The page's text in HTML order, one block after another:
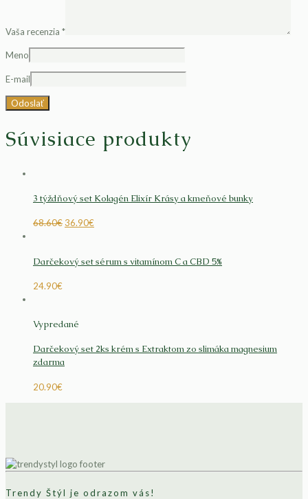
Vaša recenzia *
Meno
E-mail
Súvisiace produkty
3 týždňový set Kolagén Elixír Krásy a kmeňové bunky
68.60€36.90€
Darčekový set sérum s vitamínom C a CBD 5%
24.90€
Vypredané
Darčekový set 2ks krém s Extraktom zo slimáka magnesium
zdarma
20.90€
Trendy Štýl je odrazom vás!